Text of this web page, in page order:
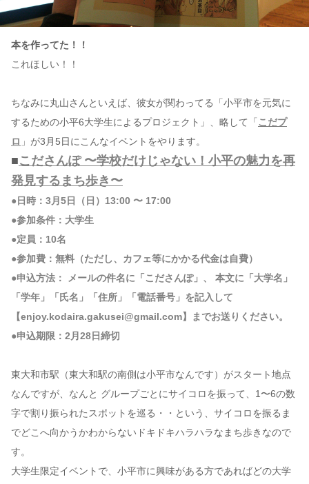
本を作ってた！！
これほしい！！
ちなみに丸山さんといえば、彼女が関わってる「小平市を元気に
するための小平6大学生によるプロジェクト」、略して「 こだプ
ロ 」が3月5日にこんなイベントをやります。
■こださんぽ 〜学校だけじゃない！小平の魅力を再
発見するまち歩き〜
●日時：3月5日（日）13:00 〜 17:00
●参加条件：大学生
●定員：10名
●参加費：無料（ただし、カフェ等にかかる代金は自費）
●申込方法： メールの件名に「こださんぽ」、 本文に「大学名」
「学年」「氏名」「住所」「電話番号」を記入して
【enjoy.kodaira.gakusei@gmail.com】までお送りください。
●申込期限：2月28日締切
東大和市駅（東大和駅の南側は小平市なんです）がスタート地点
なんですが、なんと グループごとにサイコロを振って、1〜6の数
字で割り振られたスポットを巡る・・という、サイコロを振るま
でどこへ向かうかわからないドキドキハラハラなまち歩きなので
す。
大学生限定イベントで、小平市に興味がある方であればどの大学